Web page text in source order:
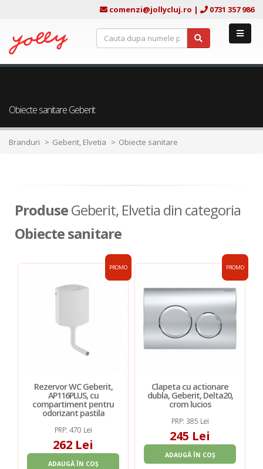
comenzi@jollycluj.ro | 0731 357 986
Obiecte sanitare Geberit
Branduri Geberit, Elvetia Obiecte sanitare
ProduseGeberit, Elvetia din categoria
Obiecte sanitare
PROMO
Rezervor WC Geberit,
AP116PLUS, cu
compartiment pentru
odorizant pastila
PRP: 470 Lei
262 Lei
ADAUGĂ ÎN COȘ
PROMO
Clapeta cu actionare
dubla, Geberit, Delta20,
crom lucios
PRP: 385 Lei
245 Lei
ADAUGĂ ÎN COȘ